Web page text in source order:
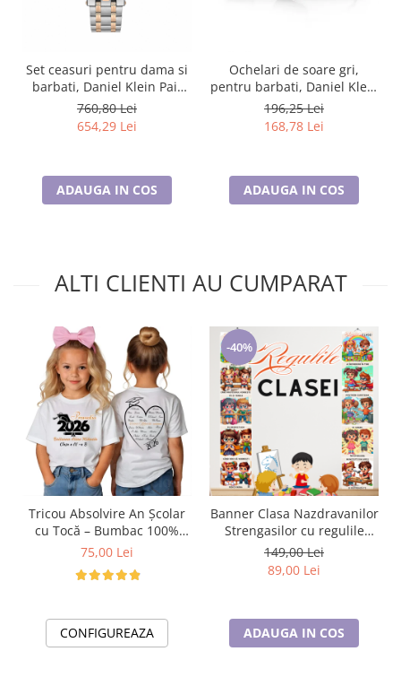
Set ceasuri pentru dama si
barbati, Daniel Klein Pair
DK.1.13908.5
760,80 Lei
654,29 Lei
ADAUGA IN COS
Ochelari de soare gri,
pentru barbati, Daniel Klein
Sunglasses, DK3268-2
196,25 Lei
168,78 Lei
ADAUGA IN COS
ALTI CLIENTI AU CUMPARAT
Tricou Absolvire An Școlar
cu Tocă – Bumbac 100%
Personalizat pentru Copii și
75,00 Lei
CONFIGUREAZA
-40%
Banner Clasa Nazdravanilor
Strengasilor cu regulile
clasei tip postere
educaționale din carton sau
149,00 Lei
89,00 Lei
ADAUGA IN COS